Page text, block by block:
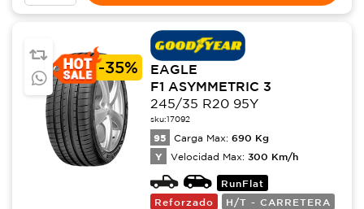
-35%
EAGLE
F1 ASYMMETRIC 3
245/35 R20 95Y
sku:17092
95 Carga Max: 690 Kg
Y Velocidad Max: 300 Km/h
RunFlat
Reforzado
H/T - CARRETERA